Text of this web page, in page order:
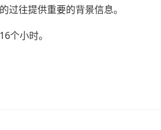
往提供重要的背景信息。
个小时。